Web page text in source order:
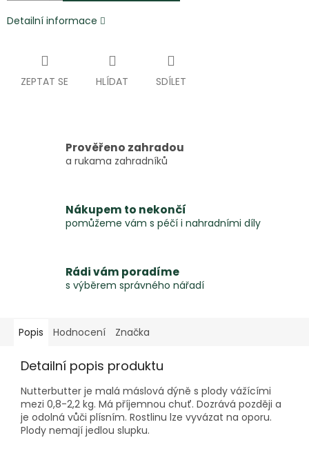
Detailní informace
ZEPTAT SE HLÍDAT SDÍLET
Prověřeno zahradou
a rukama zahradníků
Nákupem to nekončí
pomůžeme vám s péčí i nahradními díly
Rádi vám poradíme
s výběrem správného nářadí
Popis Hodnocení Značka
Detailní popis produktu
Nutterbutter je malá máslová dýně s plody vážícími
mezi 0,8-2,2 kg. Má příjemnou chuť. Dozrává později a
je odolná vůči plísním. Rostlinu lze vyvázat na oporu.
Plody nemají jedlou slupku.